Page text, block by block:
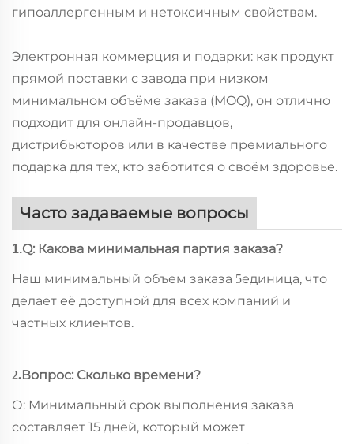
гипоаллергенным и нетоксичным свойствам.
Электронная коммерция и подарки: как продукт
прямой поставки с завода при низком
минимальном объёме заказа (MOQ), он отлично
подходит для онлайн-продавцов,
дистрибьюторов или в качестве премиального
подарка для тех, кто заботится о своём здоровье.
Часто задаваемые вопросы
1.Q: Какова минимальная партия заказа?
Наш минимальный объем заказа 5единица, что
делает её доступной для всех компаний и
частных клиентов.
2.Вопрос: Сколько времени?
О: Минимальный срок выполнения заказа
составляет 15 дней, который может